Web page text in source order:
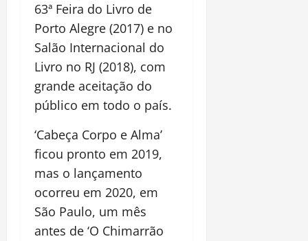
63ª Feira do Livro de
Porto Alegre (2017) e no
Salão Internacional do
Livro no RJ (2018), com
grande aceitação do
público em todo o país.
‘Cabeça Corpo e Alma’
ficou pronto em 2019,
mas o lançamento
ocorreu em 2020, em
São Paulo, um mês
antes de ‘O Chimarrão